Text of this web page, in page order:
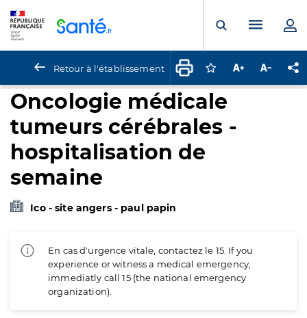
Ouvrir laMenu
Retour à l'établissement Connectez-vous
Augmenter la
Oncologie médicale
tumeurs cérébrales -
hospitalisation de
semaine
Ico - site angers - paul papin
En cas d'urgence vitale, contactez le 15. If you
experience or witness a medical emergency,
immediatly call 15 (the national emergency
organization).